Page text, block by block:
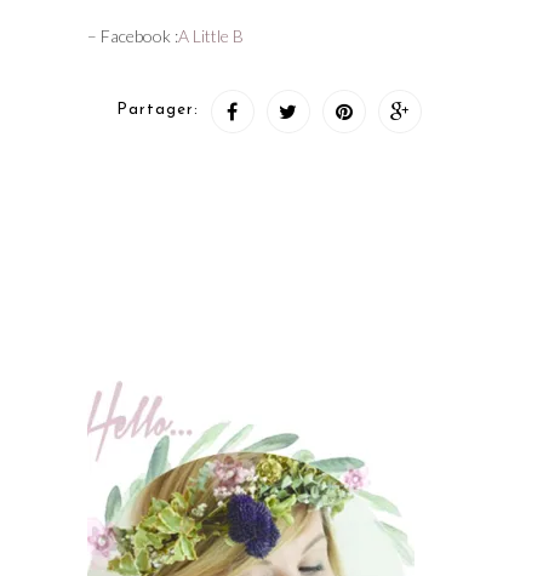
– Facebook :A Little B
Partager: